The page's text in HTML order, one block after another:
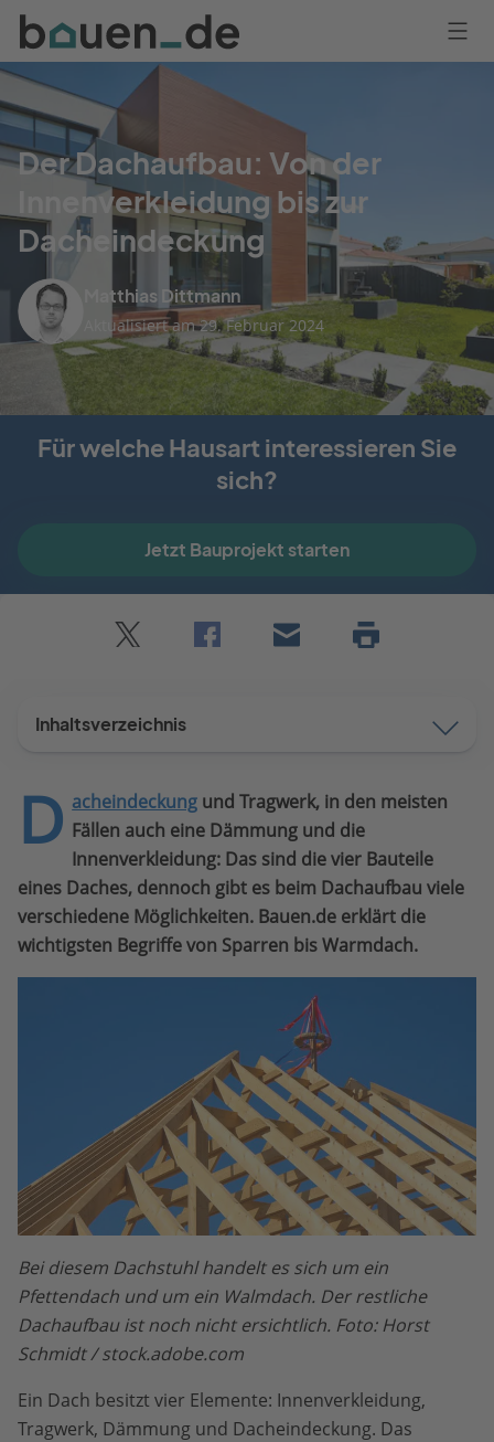
Bauen
Logo
Anmelden
Der Dachaufbau: Von der
Innenverkleidung bis zur
Dacheindeckung
Matthias Dittmann
Aktualisiert am 29. Februar 2024
Für welche Hausart interessieren Sie
sich?
Jetzt Bauprojekt starten
Inhaltsverzeichnis
D acheindeckung und Tragwerk, in den meisten
Fällen auch eine Dämmung und die
Innenverkleidung: Das sind die vier Bauteile
eines Daches, dennoch gibt es beim Dachaufbau viele
verschiedene Möglichkeiten. Bauen.de erklärt die
wichtigsten Begriffe von Sparren bis Warmdach.
Bei diesem Dachstuhl handelt es sich um ein
Pfettendach und um ein Walmdach. Der restliche
Dachaufbau ist noch nicht ersichtlich. Foto: Horst
Schmidt / stock.adobe.com
Ein Dach besitzt vier Elemente: Innenverkleidung,
Tragwerk, Dämmung und Dacheindeckung. Das